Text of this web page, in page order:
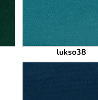
lukso38